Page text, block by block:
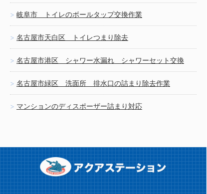
岐阜市 トイレのボールタップ交換作業
名古屋市天白区 トイレつまり除去
名古屋市港区 シャワー水漏れ シャワーセット交換
名古屋市緑区 洗面所 排水口の詰まり除去作業
マンションのディスポーザー詰まり対応